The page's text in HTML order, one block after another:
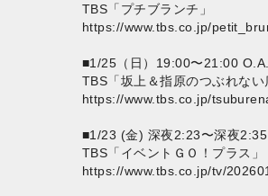
TBS「プチブランチ」
https://www.tbs.co.jp/
■1/25（日）19:00〜21:00 O.A.
TBS「坂上＆指原のつぶれない
https://www.tbs.co.jp/
■1/23 (金) 深夜2:23〜深夜2:35
TBS「イベントＧＯ！プラス」
https://www.tbs.co.jp/tv/